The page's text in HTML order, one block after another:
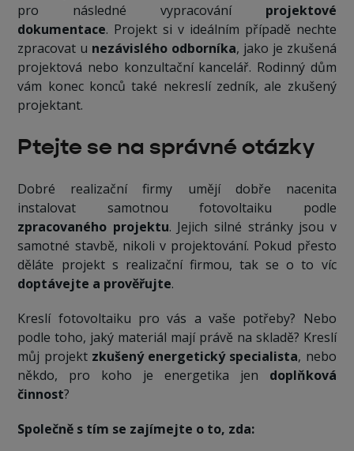
pro následné vypracování projektové
dokumentace. Projekt si v ideálním případě nechte
zpracovat u nezávislého odborníka, jako je zkušená
projektová nebo konzultační kancelář. Rodinný dům
vám konec konců také nekreslí zedník, ale zkušený
projektant.
Ptejte se na správné otázky
Dobré realizační firmy umějí dobře nacenita
instalovat samotnou fotovoltaiku podle
zpracovaného projektu. Jejich silné stránky jsou v
samotné stavbě, nikoli v projektování. Pokud přesto
děláte projekt s realizační firmou, tak se o to víc
doptávejte a prověřujte.
Kreslí fotovoltaiku pro vás a vaše potřeby? Nebo
podle toho, jaký materiál mají právě na skladě? Kreslí
můj projekt zkušený energetický specialista, nebo
někdo, pro koho je energetika jen doplňková
činnost?
Společně s tím se zajímejte o to, zda: